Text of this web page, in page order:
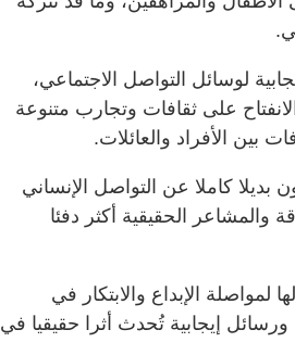
لوسائل التواصل الاجتماعي،
على ثقافات وتجارب متنوعة
بين الأفراد والعائلات.
بديلا كاملا عن التواصل الإنساني
والمشاعر الحقيقية أكثر دفئا
الإبداع والابتكار في
إيجابية تُحدث أثرا حقيقيا في